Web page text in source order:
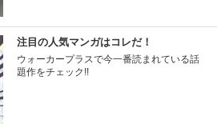
注目の人気マンガはコレだ！
ウォーカープラスで今一番読まれている話
題作をチェック!!